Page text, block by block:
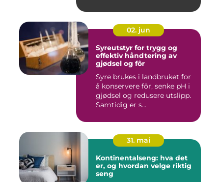
02. jun
Syreutstyr for trygg og
effektiv håndtering av
gjødsel og fôr
Syre brukes i landbruket for
å konservere fôr, senke pH i
gjødsel og redusere utslipp.
Samtidig er s...
31. mai
Kontinentalseng: hva det
er, og hvordan velge riktig
seng